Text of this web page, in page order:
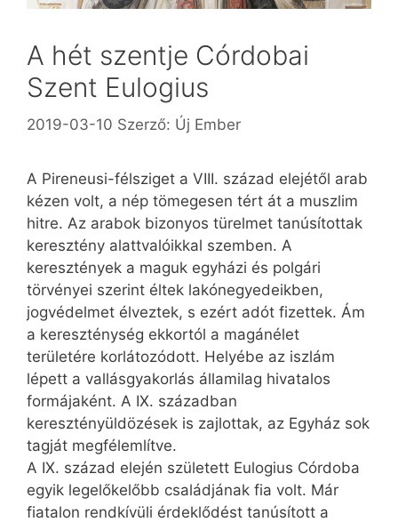
A hét szentje Córdobai
Szent Eulogius
2019-03-10 Szerző: Új Ember
A Pireneusi-félsziget a VIII. század elejétől arab
kézen volt, a nép tömegesen tért át a muszlim
hitre. Az arabok bizonyos türelmet tanúsítottak
keresztény alattvalóikkal szemben. A
keresztények a maguk egyházi és polgári
törvényei szerint éltek lakónegyedeikben,
jogvédelmet élveztek, s ezért adót fizettek. Ám
a kereszténység ekkortól a magánélet
területére korlátozódott. Helyébe az iszlám
lépett a vallásgyakorlás államilag hivatalos
formájaként. A IX. században
keresztényüldözések is zajlottak, az Egyház sok
tagját megfélemlítve.
A IX. század elején született Eulogius Córdoba
egyik legelőkelőbb családjának fia volt. Már
fiatalon rendkívüli érdeklődést tanúsított a